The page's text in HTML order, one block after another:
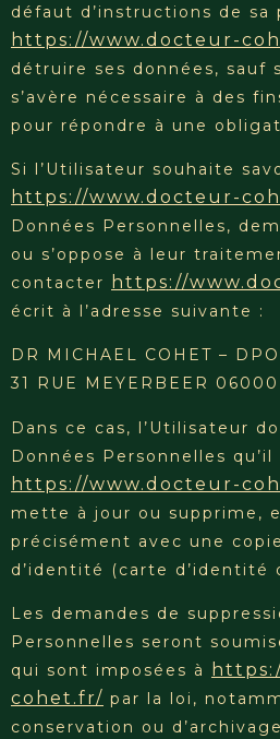
défaut d’instructions de sa
https://www.docteur-
détruire ses données, sauf
s’avère nécessaire à des
pour répondre à une
Si l’Utilisateur souhaite
https://www.docteur-
Données Personnelles,
ou s’oppose à leur
contacter
https://
écrit à l’adresse suivante :
DR MICHAEL COHET –
31 RUE MEYERBEER
Dans ce cas, l’Utilisateur
Données Personnelles
https://www.docteur-
mette à jour ou supprime,
précisément avec une
d’identité (carte d’identité
Les demandes de
Personnelles seront
qui sont imposées à
cohet.fr/ par la loi,
conservation ou